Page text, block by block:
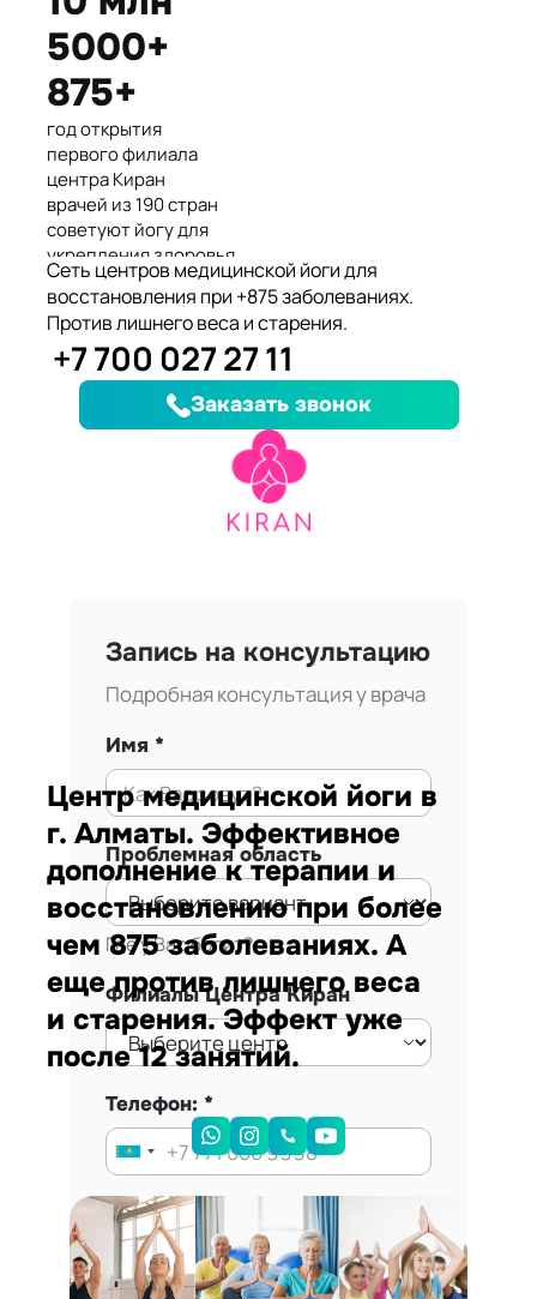
Международные призеры 2-го
Азиатского Чемпионата по
йогасана спорт и единственные
представители Казахстана.
5000+
875+
год открытия
первого филиала
центра Киран
врачей из 190 стран
советуют йогу для
укрепления здоровья
клиентов улучшили
здоровье и
качество жизни
заболеваний, при
которых йога
дополняет лечение
Сеть центров медицинской йоги для
восстановления при +875 заболеваниях.
Против лишнего веса и старения.
+7 700 027 27 11
Заказать звонок
Запись на консультацию
Подробная консультация у врача
Имя
Проблемная область
Где у Вас болит?
Филиалы Центра Киран
Телефон:
Запись на консультацию
Центр медицинской йоги в
г. Алматы. Эффективное
дополнение к терапии и
восстановлению при более
чем 875 заболеваниях. А
еще против лишнего веса
и старения. Эффект уже
после 12 занятий.